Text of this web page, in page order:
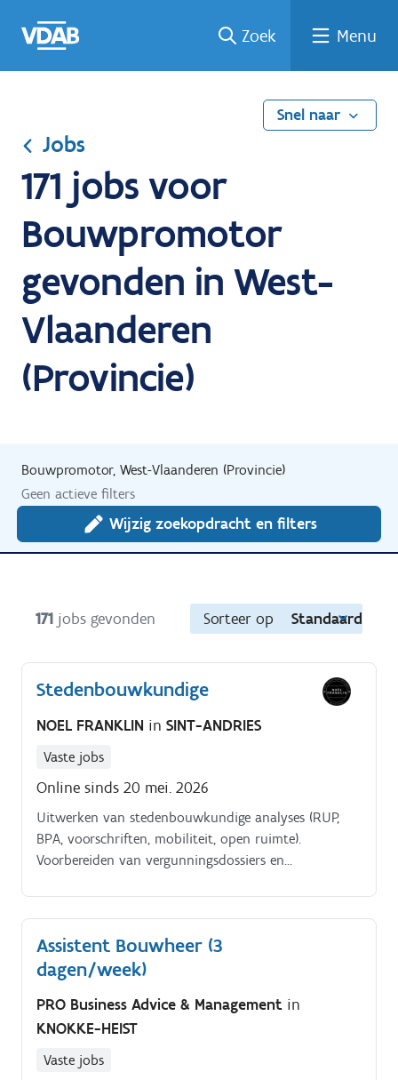
naar
een
een
job
naar
Zoek Menu
Snel naar
Jobs
171 jobs voor
Bouwpromotor
gevonden in West-
Vlaanderen
(Provincie)
Bouwpromotor, West-Vlaanderen (Provincie)
Geen actieve filters
Wijzig zoekopdracht en filters
171 jobs gevonden Sorteer op Standaard
Stedenbouwkundige
NOEL FRANKLIN in SINT-ANDRIES
Vaste jobs
Online sinds 20 mei. 2026
Uitwerken van stedenbouwkundige analyses (RUP,
BPA, voorschriften, mobiliteit, open ruimte).
Voorbereiden van vergunningsdossiers en
Assistent Bouwheer (3
dagen/week)
PRO Business Advice & Management in
KNOKKE-HEIST
Vaste jobs